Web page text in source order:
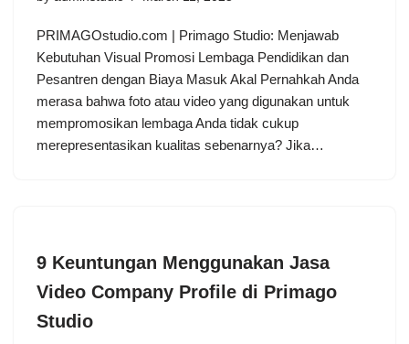
PRIMAGOstudio.com | Primago Studio: Menjawab
Kebutuhan Visual Promosi Lembaga Pendidikan dan
Pesantren dengan Biaya Masuk Akal Pernahkah Anda
merasa bahwa foto atau video yang digunakan untuk
mempromosikan lembaga Anda tidak cukup
merepresentasikan kualitas sebenarnya? Jika…
9 Keuntungan Menggunakan Jasa
Video Company Profile di Primago
Studio